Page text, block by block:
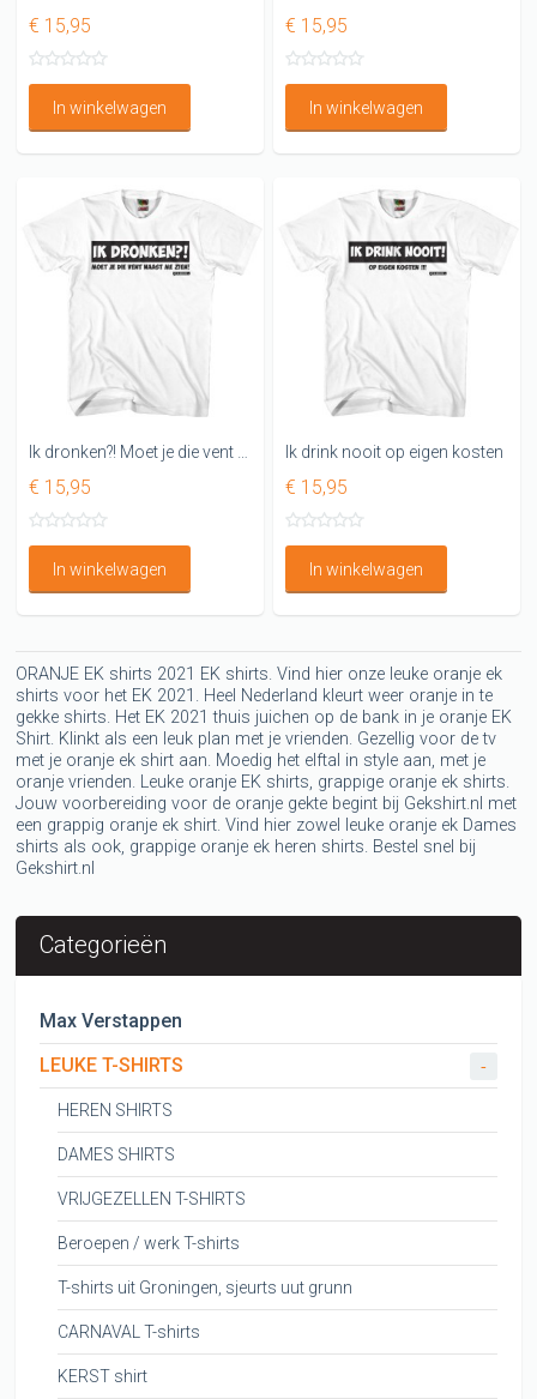
€ 15,95
In winkelwagen
€ 15,95
In winkelwagen
€ 15,95
In winkelwagen
Ik drink nooit op eigen kosten
€ 15,95
In winkelwagen
ORANJE EK shirts 2021 EK shirts. Vind hier onze leuke oranje ek
shirts voor het EK 2021. Heel Nederland kleurt weer oranje in te
gekke shirts. Het EK 2021 thuis juichen op de bank in je oranje EK
Shirt. Klinkt als een leuk plan met je vrienden. Gezellig voor de tv
met je oranje ek shirt aan. Moedig het elftal in style aan, met je
oranje vrienden. Leuke oranje EK shirts, grappige oranje ek shirts.
Jouw voorbereiding voor de oranje gekte begint bij Gekshirt.nl met
een grappig oranje ek shirt. Vind hier zowel leuke oranje ek Dames
shirts als ook, grappige oranje ek heren shirts. Bestel snel bij
Gekshirt.nl
Categorieën
Max Verstappen
LEUKE T-SHIRTS
-
HEREN SHIRTS
DAMES SHIRTS
VRIJGEZELLEN T-SHIRTS
Beroepen / werk T-shirts
T-shirts uit Groningen, sjeurts uut grunn
CARNAVAL T-shirts
KERST shirt